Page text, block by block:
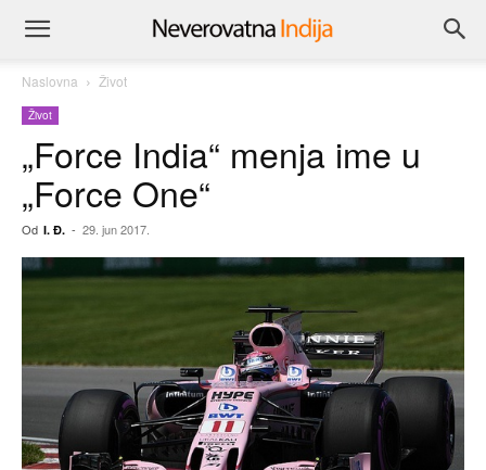
Naslovna Život
Život
„Force India“ menja ime u
„Force One“
Od I. Đ. - 29. jun 2017.